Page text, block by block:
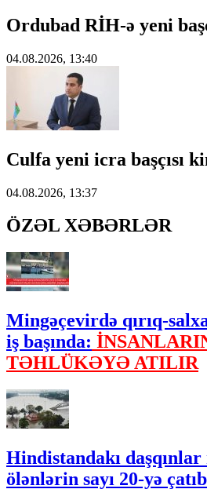
Ordubad RİH-ə yeni
04.08.2026, 13:40
Culfa yeni icra başçısı
04.08.2026, 13:37
ÖZƏL XƏBƏRLƏR
Mingəçevirdə qırıq-
iş başında:
TƏHLÜKƏYƏ ATILIR
Hindistandakı daşqınlar
ölənlərin sayı 20-yə çatıb